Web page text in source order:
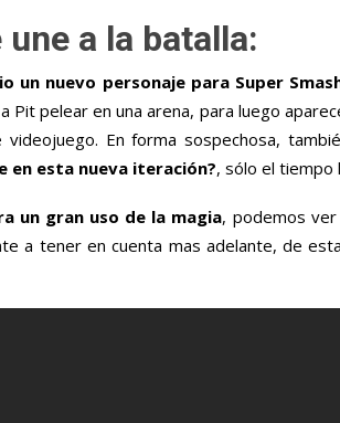
une a la batalla:
un nuevo personaje para Super
pelear en una arena, para luego
En forma sospechosa,
en esta nueva iteración?, sólo el tiempo
un gran uso de la magia, podemos
a tener en cuenta mas adelante, de